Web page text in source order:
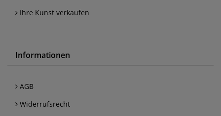
Ihre Kunst verkaufen
Informationen
AGB
Widerrufsrecht